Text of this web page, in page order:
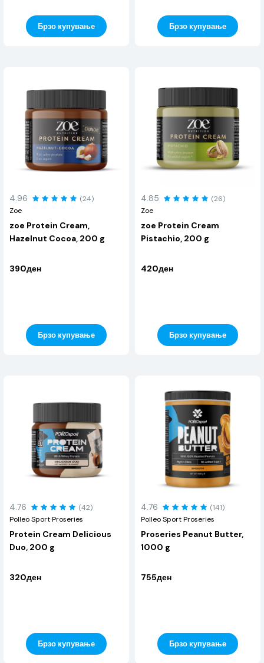
Брзо купување Брзо купување
4.96
(24)
Zoe
zoe Protein Cream,
Hazelnut Cocoa, 200 g
390ден
Брзо купување
4.85
(26)
Zoe
zoe Protein Cream
Pistachio, 200 g
420ден
Брзо купување
4.76
(42)
Polleo Sport Proseries
Protein Cream Delicious
Duo, 200 g
320ден
Брзо купување
4.76
(141)
Polleo Sport Proseries
Proseries Peanut Butter,
1000 g
755ден
Брзо купување